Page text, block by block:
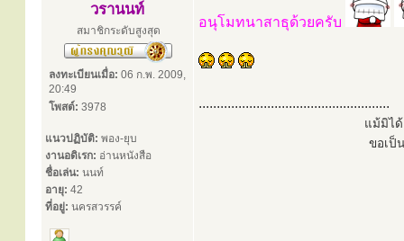
วรานนท์
สมาชิกระดับสูงสุด
ลงทะเบียนเมื่อ: 06 ก.พ. 2009,
20:49
โพสต์: 3978
แนวปฏิบัติ: พอง-ยุบ
งานอดิเรก: อ่านหนังสือ
ชื่อเล่น: นนท์
อายุ: 42
ที่อยู่: นครสวรรค์
อนุโมทนาสาธุด้วยครับ
.....................................................
แม้มิได้
ขอเป็